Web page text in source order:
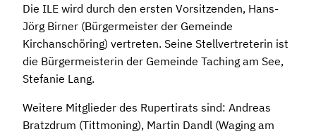
Die ILE wird durch den ersten Vorsitzenden, Hans-
Jörg Birner (Bürgermeister der Gemeinde
Kirchanschöring) vertreten. Seine Stellvertreterin ist
die Bürgermeisterin der Gemeinde Taching am See,
Stefanie Lang.
Weitere Mitglieder des Rupertirats sind: Andreas
Bratzdrum (Tittmoning), Martin Dandl (Waging am